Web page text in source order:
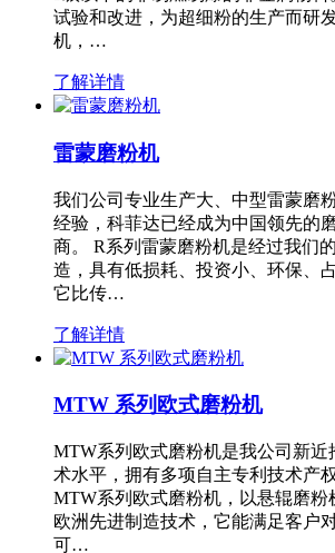
试验和改进，为超细粉的生产而研
机，…
了解详情
雷蒙磨粉机
我们公司专业生产大、中型雷蒙磨
经验，科菲达已经成为中国领先的
商。 R系列雷蒙磨粉机是经过我们
造，具有低损耗、投资小、环保、
它比传…
了解详情
MTW 系列欧式磨粉机
MTW系列欧式磨粉机是我公司新近
术水平，拥有多项自主专利技术产
MTW系列欧式磨粉机，以悬辊磨粉
欧洲先进制造技术，它能满足客户
可…